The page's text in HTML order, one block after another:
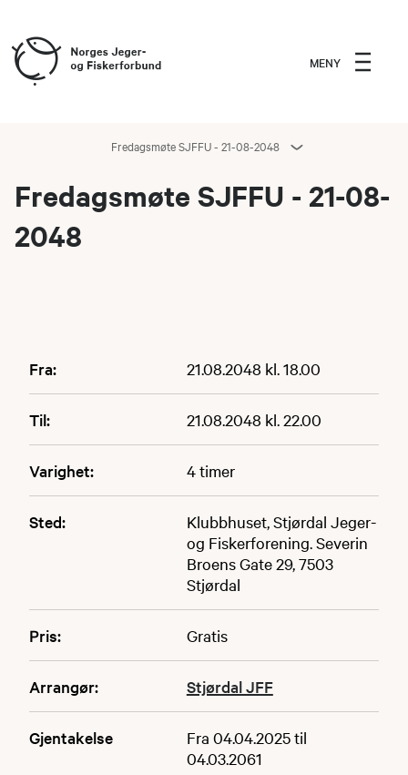
MENY
Fredagsmøte SJFFU - 21-08-2048
Fredagsmøte SJFFU - 21-08-
2048
Fra: 21.08.2048 kl. 18.00
Til: 21.08.2048 kl. 22.00
Varighet: 4 timer
Sted:
Klubbhuset, Stjørdal Jeger-
og Fiskerforening. Severin
Broens Gate 29, 7503
Stjørdal
Pris: Gratis
Arrangør: Stjørdal JFF
Gjentakelse
Fra 04.04.2025 til
04.03.2061